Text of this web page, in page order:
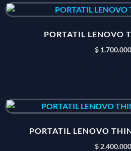
PORTATIL LENOVO
$1.700.000
PORTATIL LENOVO
$2.400.000